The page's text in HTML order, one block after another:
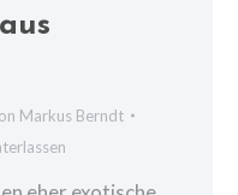
Markus Berndt